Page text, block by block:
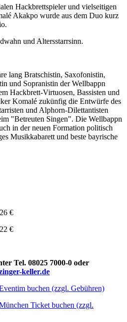
Hackbrettspieler und vielseitigen
Akakpo wurde aus dem Duo kurz
und Altersstarrsinn.
lang Bratschistin, Saxofonistin,
und Sopranistin der Wellbappn
Hackbrett-Virtuosen, Bassisten und
Komalé zukünfig die Entwürfe des
und Alphorn-Dilettantisten
"Betreuten Singen". Die Wellbappn
in der neuen Formation politisch
Musikkabarett und beste bayrische
€
€
Tel. 08025 7000-0 oder
keller.de
buchen (zzgl. Gebühren)
Ticket buchen (zzgl.